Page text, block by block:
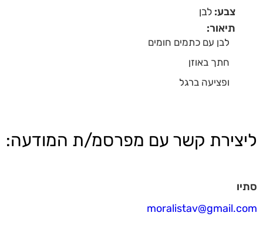
צבע:לבן
תיאור:
לבן עם כתמים חומים
חתך באוזן
ופציעה ברגל
ליצירת קשר עם מפרסמ/ת המודעה:
סתיו
moralistav@gmail.com